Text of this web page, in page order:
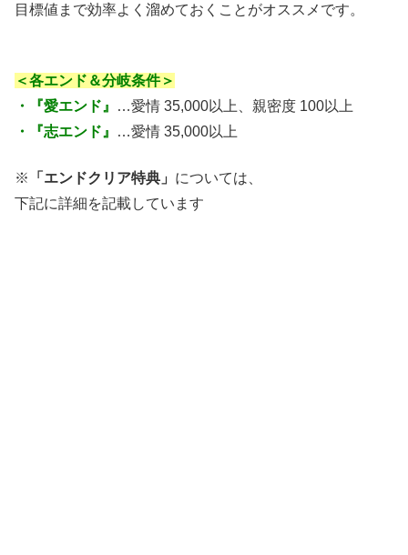
目標値まで効率よく溜めておくことがオススメです。
＜各エンド＆分岐条件＞
・『愛エンド』
…愛情 35,000以上、親密度 100以上
・『志エンド』
…愛情 35,000以上
※ 「エンドクリア特典」 については、
下記に詳細を記載しています